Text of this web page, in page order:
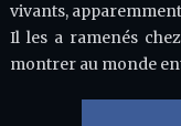
vivants,
Il les a ramenés
montrer au monde